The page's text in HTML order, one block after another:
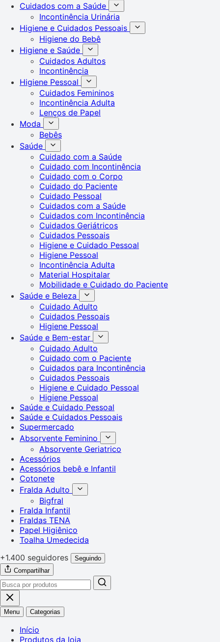
Cuidados com a Saúde
Incontinência Urinária
Higiene e Cuidados Pessoais
Higiene do Bebê
Higiene e Saúde
Cuidados Adultos
Incontinência
Higiene Pessoal
Cuidados Femininos
Incontinência Adulta
Lenços de Papel
Moda
Bebês
Saúde
Cuidado com a Saúde
Cuidado com Incontinência
Cuidado com o Corpo
Cuidado do Paciente
Cuidado Pessoal
Cuidados com a Saúde
Cuidados com Incontinência
Cuidados Geriátricos
Cuidados Pessoais
Higiene e Cuidado Pessoal
Higiene Pessoal
Incontinência Adulta
Material Hospitalar
Mobilidade e Cuidado do Paciente
Saúde e Beleza
Cuidado Adulto
Cuidados Pessoais
Higiene Pessoal
Saúde e Bem-estar
Cuidado Adulto
Cuidado com o Paciente
Cuidados para Incontinência
Cuidados Pessoais
Higiene e Cuidado Pessoal
Higiene Pessoal
Saúde e Cuidado Pessoal
Saúde e Cuidados Pessoais
Supermercado
Absorvente Feminino
Absorvente Geriatrico
Acessórios
Acessórios bebê e Infantil
Cotonete
Fralda Adulto
Bigfral
Fralda Infantil
Fraldas TENA
Papel Higiênico
Toalha Umedecida
+1.400 seguidores
Seguindo
Compartilhar
Menu Categorias
Início
Produtos da loja